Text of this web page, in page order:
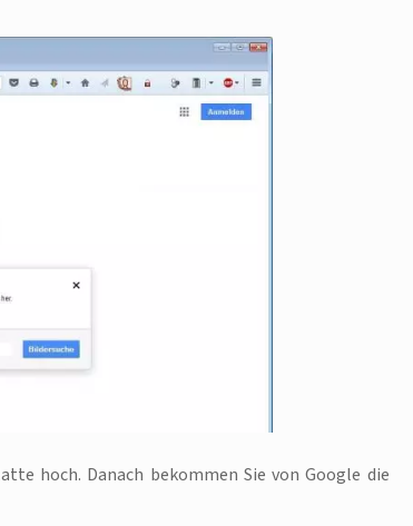
hoch. Danach bekommen Sie von Google die